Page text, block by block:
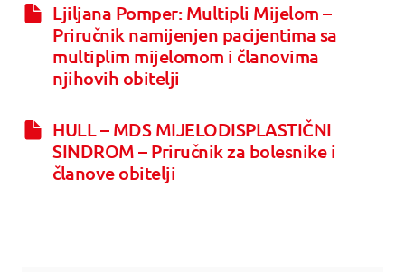
Ljiljana Pomper: Multipli Mijelom –
Priručnik namijenjen pacijentima sa
multiplim mijelomom i članovima
njihovih obitelji
HULL – MDS MIJELODISPLASTIČNI
SINDROM – Priručnik za bolesnike i
članove obitelji